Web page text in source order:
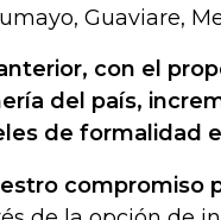
Guaviare,
con el
del país,
de formalidad
compromiso